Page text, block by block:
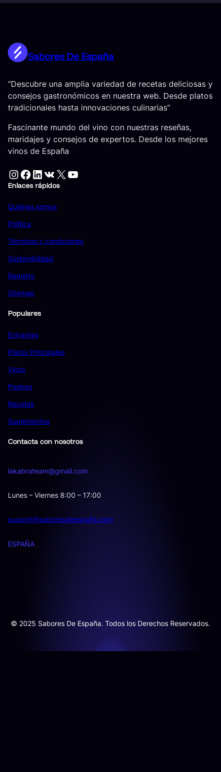
Sabores De España
“Descubre una amplia variedad de recetas deliciosas y
consejos gastronómicos en nuestra web. Desde platos
tradicionales hasta innovaciones culinarias”
Fascinante mundo del vino con nuestras reseñas,
maridajes y consejos de expertos. Desde los mejores
vinos de España
Instagram Facebook LinkedIn VK X YouTube
Enlaces rápidos
Quiénes somos
Política
Términos y condiciones
Sostenibilidad
Registro
Sitemap
Populares
Entrantes
Platos Principales
Vinos
Postres
Recetas
Suplementos
Contacta con nosotros
lakabrateam@gmail.com
Lunes – Viernes 8:00 – 17:00
support@saboresdeespaña.com
ESPAÑA
© 2025 Sabores De España. Todos los Derechos Reservados.